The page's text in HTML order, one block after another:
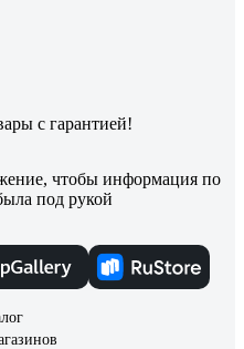
с гарантией!
чтобы информация по
под рукой